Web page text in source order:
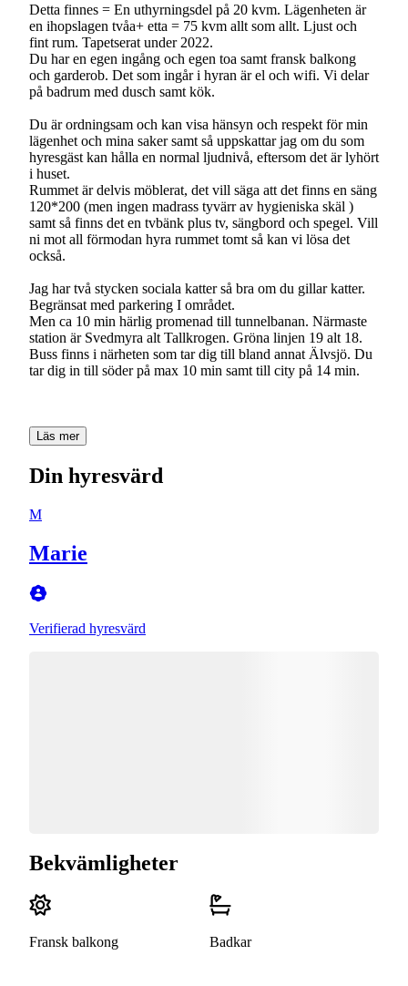
Detta finnes = En uthyrningsdel på 20 kvm. Lägenheten är
en ihopslagen tvåa+ etta = 75 kvm allt som allt. Ljust och
fint rum. Tapetserat under 2022.
Du har en egen ingång och egen toa samt fransk balkong
och garderob. Det som ingår i hyran är el och wifi. Vi delar
på badrum med dusch samt kök.
Du är ordningsam och kan visa hänsyn och respekt för min
lägenhet och mina saker samt så uppskattar jag om du som
hyresgäst kan hålla en normal ljudnivå, eftersom det är lyhört
i huset.
Rummet är delvis möblerat, det vill säga att det finns en säng
120*200 (men ingen madrass tyvärr av hygieniska skäl )
samt så finns det en tvbänk plus tv, sängbord och spegel. Vill
ni mot all förmodan hyra rummet tomt så kan vi lösa det
också.
Jag har två stycken sociala katter så bra om du gillar katter.
Begränsat med parkering I området.
Men ca 10 min härlig promenad till tunnelbanan. Närmaste
station är Svedmyra alt Tallkrogen. Gröna linjen 19 alt 18.
Buss finns i närheten som tar dig till bland annat Älvsjö. Du
tar dig in till söder på max 10 min samt till city på 14 min.
Läs mer
Din hyresvärd
M
Marie
Verifierad hyresvärd
Bekvämligheter
Fransk balkong Badkar